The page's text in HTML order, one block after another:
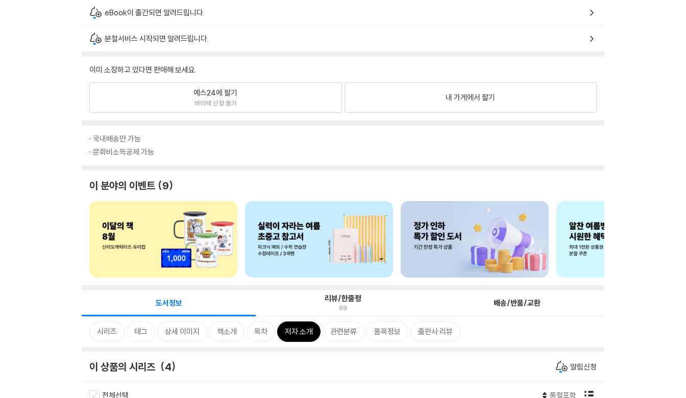
eBook이 출간되면 알려드립니다.
분철서비스 시작되면 알려드립니다.
이미 소장하고 있다면 판매해 보세요.
예스24에 팔기
바이백 신청 불가
내 가게에서 팔기
국내배송만 가능
문화비소득공제 가능
이 분야의 이벤트 9
도서정보 리뷰/한줄평
69 배송/반품/교환
시리즈 태그 상세 이미지 책소개 목차 저자 소개 관련분류 품목정보 출판사 리뷰
이 상품의 시리즈 4 알림신청
전체선택 품절포함